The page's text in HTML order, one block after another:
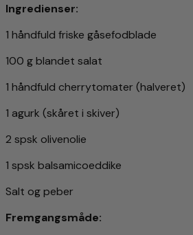
Ingredienser:
1 håndfuld friske gåsefodblade
100 g blandet salat
1 håndfuld cherrytomater (halveret)
1 agurk (skåret i skiver)
2 spsk olivenolie
1 spsk balsamicoeddike
Salt og peber
Fremgangsmåde: